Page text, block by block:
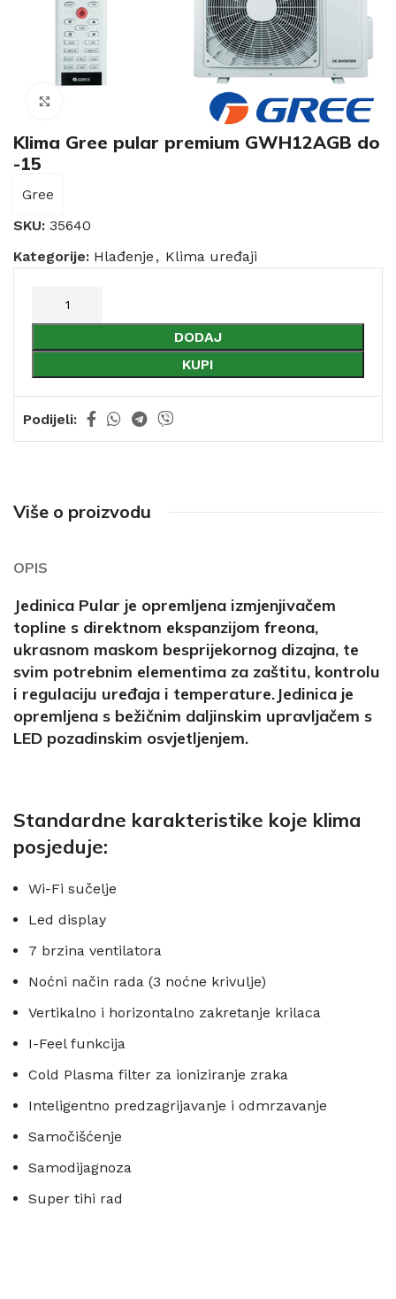
Klima Gree pular premium GWH12AGB do
-15
Gree
SKU: 35640
Kategorije: Hlađenje , Klima uređaji
DODAJ
KUPI
Podijeli:
Više o proizvodu
OPIS
Jedinica Pular je opremljena izmjenjivačem
topline s direktnom ekspanzijom freona,
ukrasnom maskom besprijekornog dizajna, te
svim potrebnim elementima za zaštitu, kontrolu
i regulaciju uređaja i temperature.Jedinica je
opremljena s bežičnim daljinskim upravljačem s
LED pozadinskim osvjetljenjem.
Standardne karakteristike koje klima
posjeduje:
Wi-Fi sučelje
Led display
7 brzina ventilatora
Noćni način rada (3 noćne krivulje)
Vertikalno i horizontalno zakretanje krilaca
I-Feel funkcija
Cold Plasma filter za ioniziranje zraka
Inteligentno predzagrijavanje i odmrzavanje
Samočišćenje
Samodijagnoza
Super tihi rad